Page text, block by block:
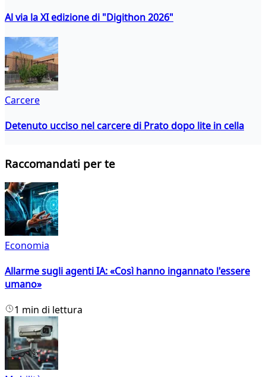
Al via la XI edizione di "Digithon 2026"
Carcere
Detenuto ucciso nel carcere di Prato dopo lite in cella
Raccomandati per te
Economia
Allarme sugli agenti IA: «Così hanno ingannato l'essere
umano»
1 min di lettura